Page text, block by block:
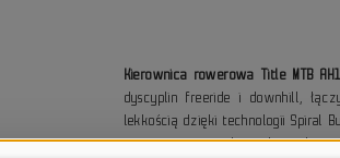
Kierownica rowerowa Title MTB
dyscyplin freeride i downhill,
lekkością dzięki technologii Spiral
ustawienie i wyjątkową kontrolę.